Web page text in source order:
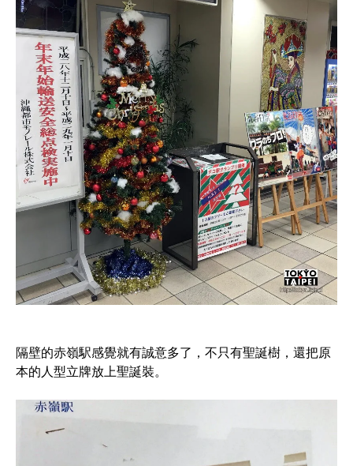
隔壁的赤嶺駅感覺就有誠意多了，不只有聖誕樹，還把原
本的人型立牌放上聖誕裝。